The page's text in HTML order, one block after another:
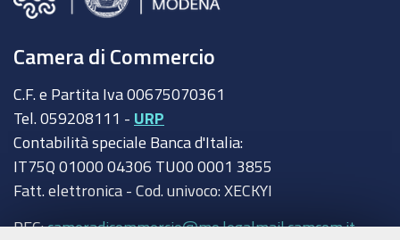
Camera di Commercio
C.F. e Partita Iva 00675070361
Tel. 059208111 - URP
Contabilità speciale Banca d'Italia:
IT75Q 01000 04306 TU00 0001 3855
Fatt. elettronica - Cod. univoco: XECKYI
PEC:cameradicommercio@mo.legalmail.camcom.it